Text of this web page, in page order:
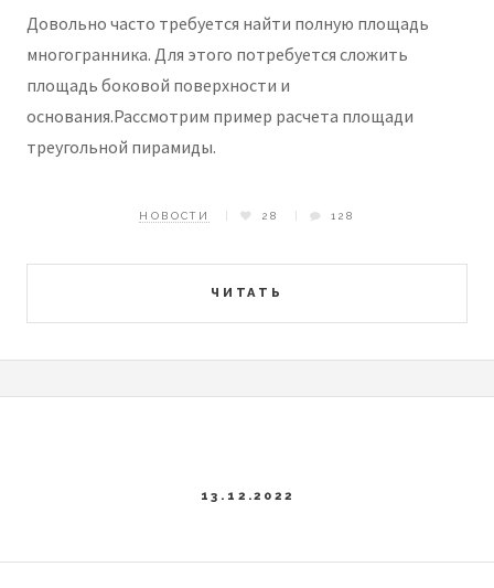
Довольно часто требуется найти полную площадь
многогранника. Для этого потребуется сложить
площадь боковой поверхности и
основания.Рассмотрим пример расчета площади
треугольной пирамиды.
ЧИТАТЬ
НОВОСТИ 28 128
13.12.2022